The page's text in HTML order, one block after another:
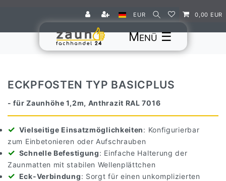
EUR 0,00 EUR
☰
ECKPFOSTEN TYP BASICPLUS
- für Zaunhöhe 1,2m, Anthrazit RAL 7016
Vielseitige Einsatzmöglichkeiten: Konfigurierbar
zum Einbetonieren oder Aufschrauben
Schnelle Befestigung: Einfache Halterung der
Zaunmatten mit stabilen Wellenplättchen
Eck-Verbindung: Sorgt für einen unkomplizierten